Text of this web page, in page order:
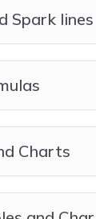
Spark lines
Charts